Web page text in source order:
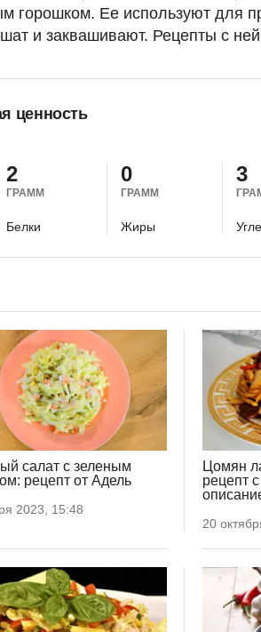
горошком. Ее используют для
и заквашивают. Рецепты с
ценность
2
ГРАММ
Белки
0
ГРАММ
Жиры
3
салат с зеленым
рецепт от Адель
2023, 15:48
Цомян
рецепт
20